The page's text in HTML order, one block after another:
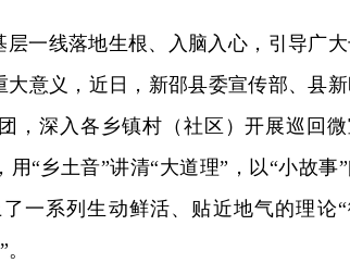
一线落地生根、入脑入心，引导广
意义，近日，新邵县委宣传部、县
，深入各乡镇村（社区）开展巡回
“乡土音”讲清“大道理”，以“小故事
一系列生动鲜活、贴近地气的理论